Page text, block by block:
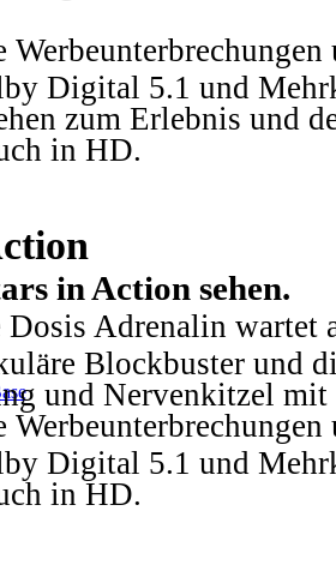
Digital 5.1 und
zum Erlebnis und
in HD.
in Action sehen.
Adrenalin wartet
Blockbuster und
und Nervenkitzel
Digital 5.1 und
in HD.